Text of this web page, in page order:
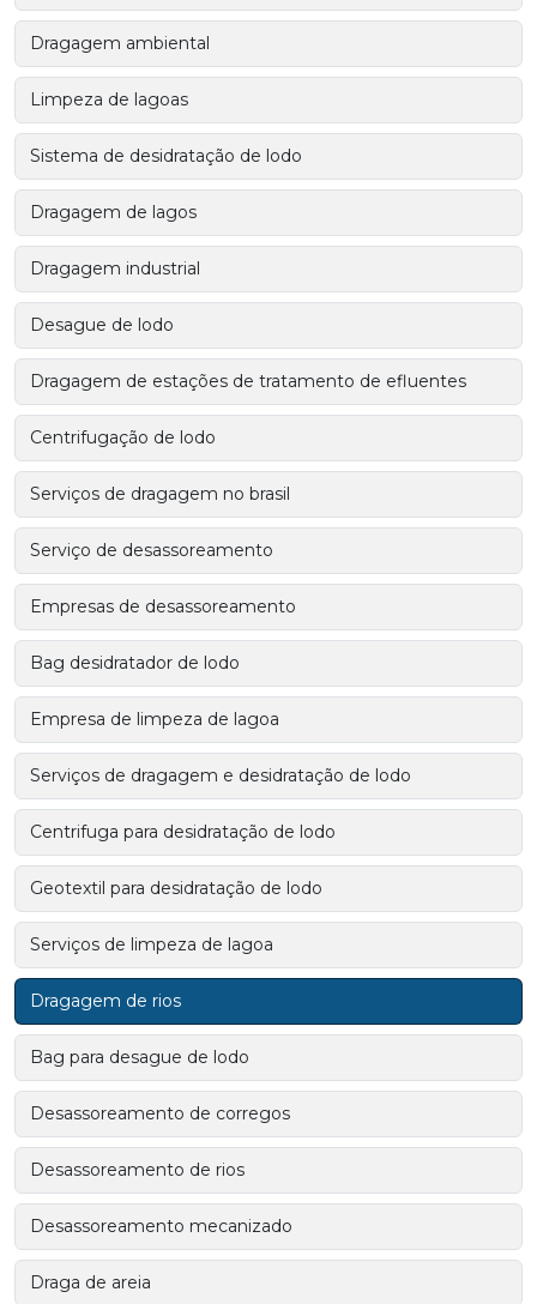
Dragagem ambiental
Limpeza de lagoas
Sistema de desidratação de lodo
Dragagem de lagos
Dragagem industrial
Desague de lodo
Dragagem de estações de tratamento de efluentes
Centrifugação de lodo
Serviços de dragagem no brasil
Serviço de desassoreamento
Empresas de desassoreamento
Bag desidratador de lodo
Empresa de limpeza de lagoa
Serviços de dragagem e desidratação de lodo
Centrifuga para desidratação de lodo
Geotextil para desidratação de lodo
Serviços de limpeza de lagoa
Dragagem de rios
Bag para desague de lodo
Desassoreamento de corregos
Desassoreamento de rios
Desassoreamento mecanizado
Draga de areia